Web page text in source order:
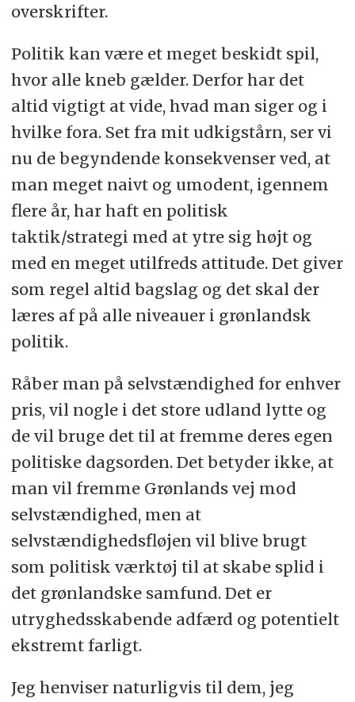
overskrifter.
Politik kan være et meget beskidt spil,
hvor alle kneb gælder. Derfor har det
altid vigtigt at vide, hvad man siger og i
hvilke fora. Set fra mit udkigstårn, ser vi
nu de begyndende konsekvenser ved, at
man meget naivt og umodent, igennem
flere år, har haft en politisk
taktik/strategi med at ytre sig højt og
med en meget utilfreds attitude. Det giver
som regel altid bagslag og det skal der
læres af på alle niveauer i grønlandsk
politik.
Råber man på selvstændighed for enhver
pris, vil nogle i det store udland lytte og
de vil bruge det til at fremme deres egen
politiske dagsorden. Det betyder ikke, at
man vil fremme Grønlands vej mod
selvstændighed, men at
selvstændighedsfløjen vil blive brugt
som politisk værktøj til at skabe splid i
det grønlandske samfund. Det er
utryghedsskabende adfærd og potentielt
ekstremt farligt.
Jeg henviser naturligvis til dem, jeg